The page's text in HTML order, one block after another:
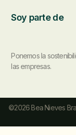
Soy parte de
Ponemos la
las empresas.
©2026 Bea Nieves